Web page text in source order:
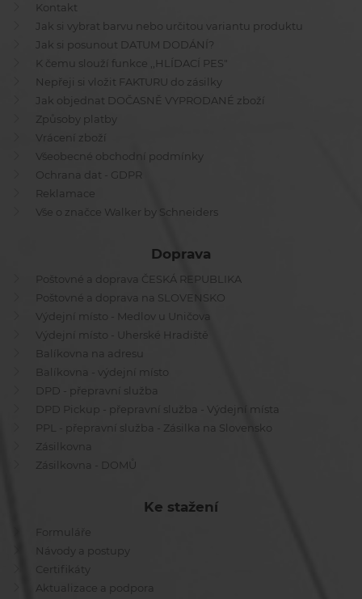
Kontakt
Jak si vybrat barvu nebo určitou variantu produktu
Jak si posunout DATUM DODÁNÍ?
K čemu slouží funkce ,,HLÍDACÍ PES"
Nepřeji si vložit FAKTURU do zásilky
Jak objednat DOČASNĚ VYPRODANÉ zboží
Způsoby platby
Vrácení zboží
Všeobecné obchodní podmínky
Ochrana dat - GDPR
Reklamace
Vše o značce Walker by Schneiders
Doprava
Poštovné a doprava ČESKÁ REPUBLIKA
Poštovné a doprava na SLOVENSKO
Výdejní místo - Medlov u Uničova
Výdejní místo - Uherské Hradiště
Balíkovna na adresu
Balíkovna - výdejní místo
DPD - přepravní služba
DPD Pickup - přepravní služba - Výdejní místa
PPL - přepravní služba - Zásilka na Slovensko
Zásilkovna
Zásilkovna - DOMŮ
Ke stažení
Formuláře
Návody a postupy
Certifikáty
Aktualizace a podpora